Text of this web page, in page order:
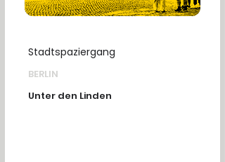
Stadtspaziergang
BERLIN
Unter den Linden